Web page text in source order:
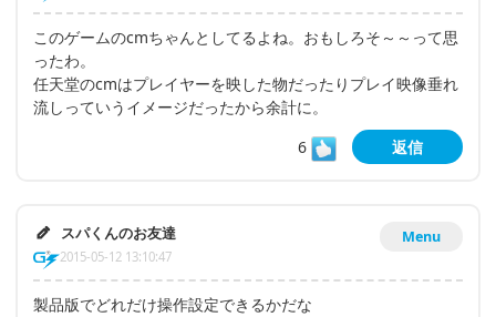
このゲームのcmちゃんとしてるよね。おもしろそ～～って思
ったわ。
任天堂のcmはプレイヤーを映した物だったりプレイ映像垂れ
流しっていうイメージだったから余計に。
6
返信
Menu
スパくんのお友達
2015-05-12 13:10:47
製品版でどれだけ操作設定できるかだな